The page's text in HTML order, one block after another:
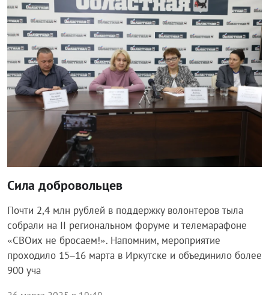
Общество
Сила добровольцев
Почти 2,4 млн рублей в поддержку волонтеров тыла
собрали на II региональном форуме и телемарафоне
«СВОих не бросаем!». Напомним, мероприятие
проходило 15–16 марта в Иркутске и объединило более
900 уча